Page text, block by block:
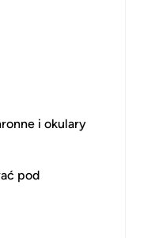
i okulary
pod